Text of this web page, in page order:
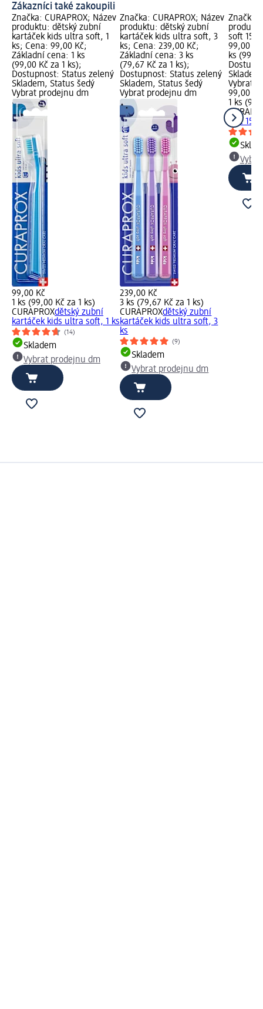
Zákazníci také zakoupili
Značka: CURAPROX; Název
produktu: dětský zubní
kartáček kids ultra soft, 1
ks; Cena: 99,00 Kč;
Základní cena: 1 ks
(99,00 Kč za 1 ks);
Dostupnost: Status zelený
Skladem, Status šedý
Vybrat prodejnu dm
99,00 Kč
1 ks (99,00 Kč za 1 ks)
CURAPROXdětský zubní
kartáček kids ultra soft, 1 ks
(14)
Skladem
Vybrat prodejnu dm
Značka: CURAPROX; Název
produktu: dětský zubní
kartáček kids ultra soft, 3
ks; Cena: 239,00 Kč;
Základní cena: 3 ks
(79,67 Kč za 1 ks);
Dostupnost: Status zelený
Skladem, Status šedý
Vybrat prodejnu dm
239,00 Kč
3 ks (79,67 Kč za 1 ks)
CURAPROXdětský zubní
kartáček kids ultra soft, 3
ks
(9)
Skladem
Vybrat prodejnu dm
Značka:
soft
99,00
ks
Vybrat
99,00 Kč
1 ks
soft